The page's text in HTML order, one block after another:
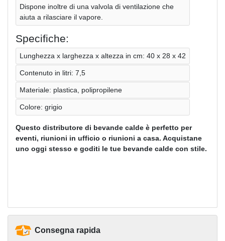
Dispone inoltre di una valvola di ventilazione che
aiuta a rilasciare il vapore.
Specifiche:
Lunghezza x larghezza x altezza in cm: 40 x 28 x 42
Contenuto in litri: 7,5
Materiale: plastica, polipropilene
Colore: grigio
Questo distributore di bevande calde è perfetto per
eventi, riunioni in ufficio o riunioni a casa. Acquistane
uno oggi stesso e goditi le tue bevande calde con stile.
Consegna rapida